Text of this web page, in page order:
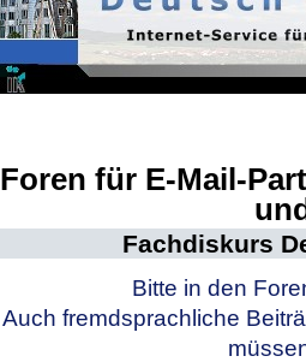
Foren für E-Mail-
Fachdiskurs
Bitte in den
Auch fremdsprachliche